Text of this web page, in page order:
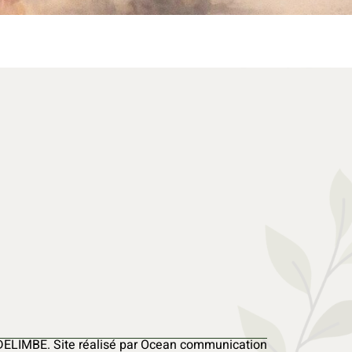
Site réalisé par Ocean communication